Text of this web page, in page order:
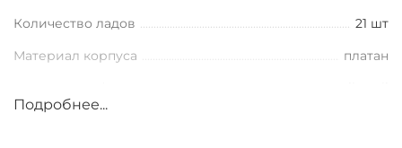
Количество ладов
21 шт
Материал корпуса
платан
Подробнее...